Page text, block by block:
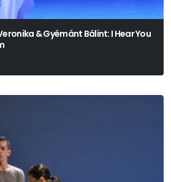
& Gyémánt Bálint: I Hear You